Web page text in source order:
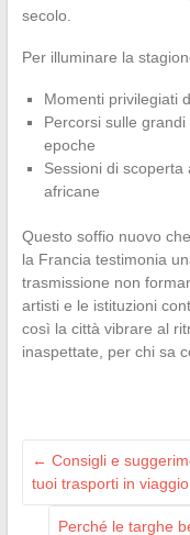
secolo.
Per illuminare la
Momenti privilegiati
Percorsi sulle
epoche
Sessioni di
africane
Questo soffio nuovo
la Francia testimonia
trasmissione non
artisti e le istituzioni
così la città vibrare al
inaspettate, per chi sa
← Consigli e
tuoi trasporti in viaggio
Perché le targhe